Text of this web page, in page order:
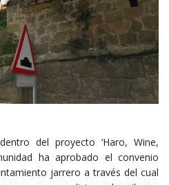
del proyecto ‘Haro, Wine,
ha aprobado el convenio
jarrero a través del cual